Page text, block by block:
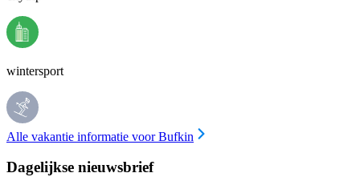
wintersport
Alle vakantie informatie voor Bufkin
Dagelijkse nieuwsbrief